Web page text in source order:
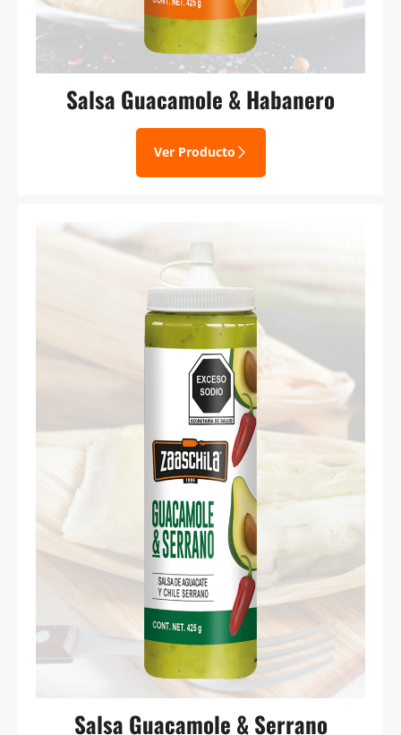
Salsa Guacamole & Habanero
Ver Producto
Salsa Guacamole & Serrano